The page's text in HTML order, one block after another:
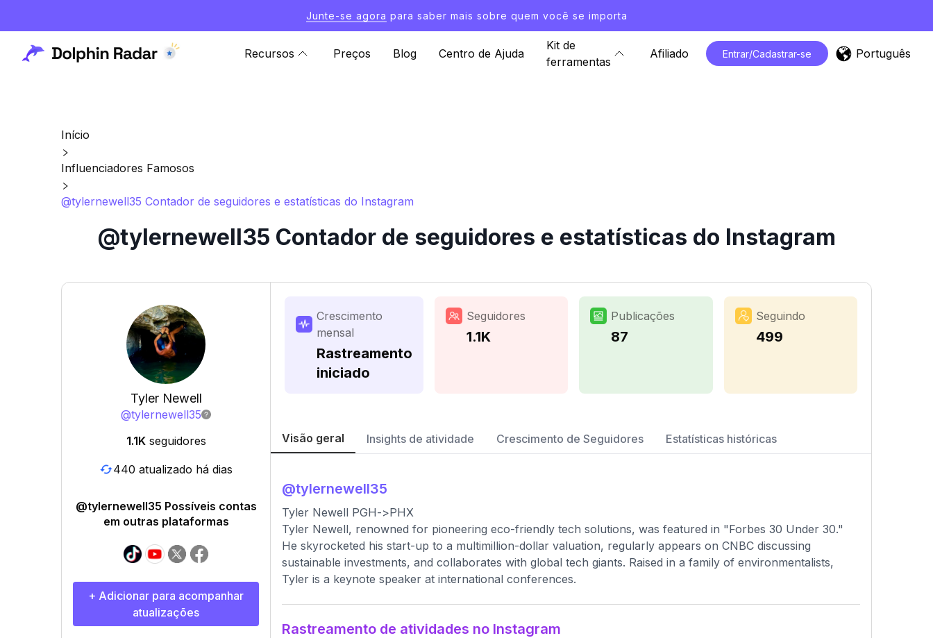
Junte-se agora para saber mais sobre quem você se importa
Recursos Preços Blog Centro de Ajuda
Kit de
ferramentas
Afiliado Entrar/Cadastrar-se Português
Início
Influenciadores Famosos
@tylernewell35 Contador de seguidores e estatísticas do Instagram
@tylernewell35 Contador de seguidores e estatísticas do Instagram
Tyler Newell
@tylernewell35
1.1K seguidores
440 atualizado há dias
@tylernewell35 Possíveis contas
em outras plataformas
+ Adicionar para acompanhar
atualizações
Crescimento
mensal
Rastreamento
iniciado
Seguidores
1.1K
Publicações
87
Seguindo
499
Visão geral Insights de atividade Crescimento de Seguidores Estatísticas históricas
@tylernewell35
Tyler Newell PGH->PHX
Tyler Newell, renowned for pioneering eco-friendly tech solutions, was featured in "Forbes 30 Under 30."
He skyrocketed his start-up to a multimillion-dollar valuation, regularly appears on CNBC discussing
sustainable investments, and collaborates with global tech giants. Raised in a family of environmentalists,
Tyler is a keynote speaker at international conferences.
Rastreamento de atividades no Instagram